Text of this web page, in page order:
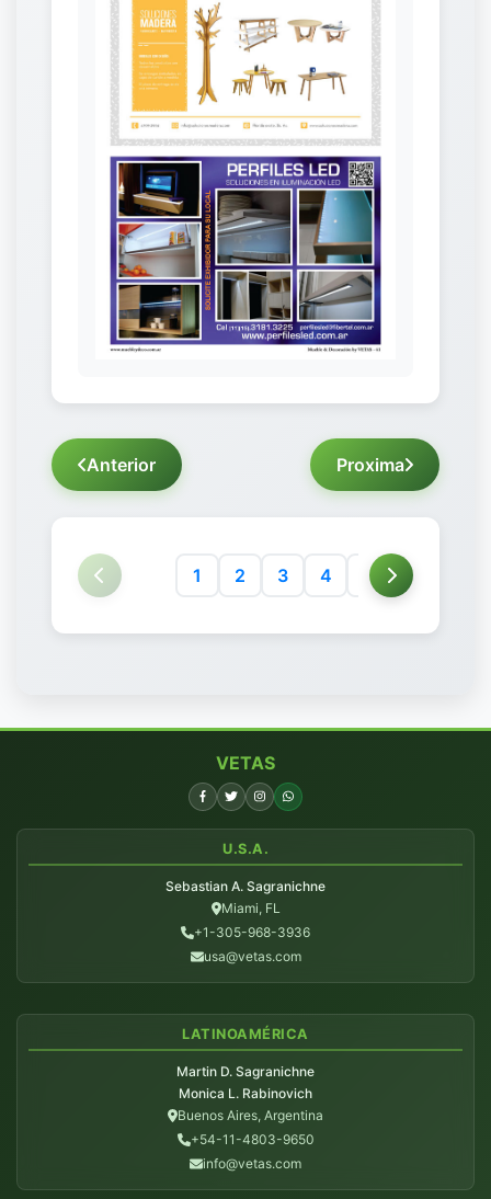
Anterior Proxima
1 2 3 4 5 6
VETAS
U.S.A.
Sebastian A. Sagranichne
Miami, FL
+1-305-968-3936
usa@vetas.com
LATINOAMÉRICA
Martin D. Sagranichne
Monica L. Rabinovich
Buenos Aires, Argentina
+54-11-4803-9650
info@vetas.com